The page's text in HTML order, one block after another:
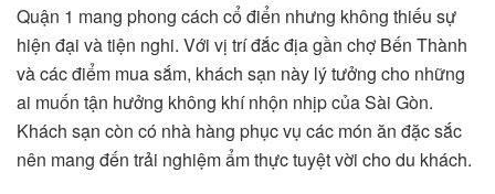
Quận 1 mang phong cách cổ điển nhưng không thiếu sự
hiện đại và tiện nghi. Với vị trí đắc địa gần chợ Bến Thành
và các điểm mua sắm, khách sạn này lý tưởng cho những
ai muốn tận hưởng không khí nhộn nhịp của Sài Gòn.
Khách sạn còn có nhà hàng phục vụ các món ăn đặc sắc
nên mang đến trải nghiệm ẩm thực tuyệt vời cho du khách.